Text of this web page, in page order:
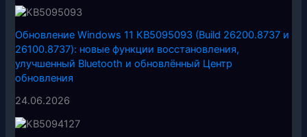
Обновление Windows 11 KB5095093 (Build 26200.8737 и
26100.8737): новые функции восстановления,
улучшенный Bluetooth и обновлённый Центр
обновления
24.06.2026